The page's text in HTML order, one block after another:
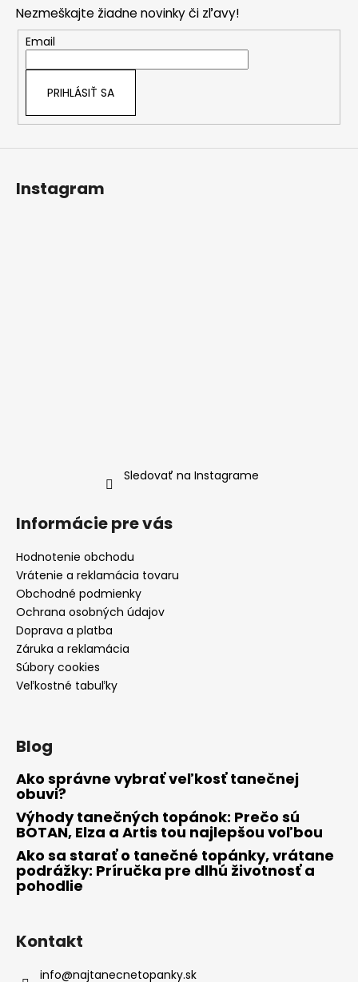
Nezmeškajte žiadne novinky či zľavy!
Email
PRIHLÁSIŤ SA
Instagram
Sledovať na Instagrame
Informácie pre vás
Hodnotenie obchodu
Vrátenie a reklamácia tovaru
Obchodné podmienky
Ochrana osobných údajov
Doprava a platba
Záruka a reklamácia
Súbory cookies
Veľkostné tabuľky
Blog
Ako správne vybrať veľkosť tanečnej
obuvi?
Výhody tanečných topánok: Prečo sú
BOTAN, Elza a Artis tou najlepšou voľbou
Ako sa starať o tanečné topánky, vrátane
podrážky: Príručka pre dlhú životnosť a
pohodlie
Kontakt
info@najtanecnetopanky.sk